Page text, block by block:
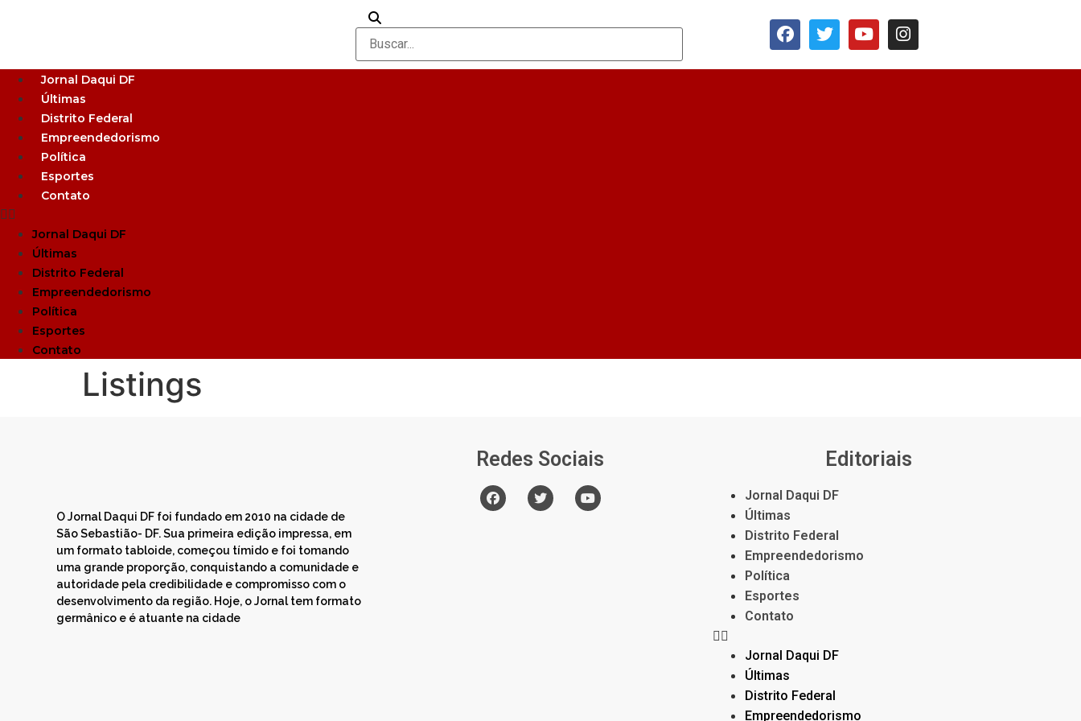
Jornal Daqui DF
Últimas
Distrito Federal
Empreendedorismo
Política
Esportes
Contato
Jornal Daqui DF
Últimas
Distrito Federal
Empreendedorismo
Política
Esportes
Contato
Listings
O Jornal Daqui DF foi fundado em 2010 na cidade de
São Sebastião- DF. Sua primeira edição impressa, em
um formato tabloide, começou tímido e foi tomando
uma grande proporção, conquistando a comunidade e
autoridade pela credibilidade e compromisso com o
desenvolvimento da região. Hoje, o Jornal tem formato
germânico e é atuante na cidade
Redes Sociais Editoriais
Jornal Daqui DF
Últimas
Distrito Federal
Empreendedorismo
Política
Esportes
Contato
Jornal Daqui DF
Últimas
Distrito Federal
Empreendedorismo